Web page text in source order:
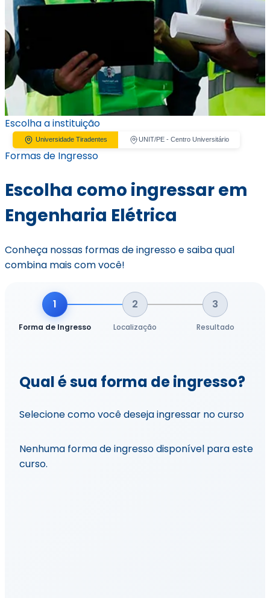
Escolha a instituição
Universidade Tiradentes UNIT/PE - Centro Universitário
Formas de Ingresso
Escolha como ingressar em
Engenharia Elétrica
Conheça nossas formas de ingresso e saiba qual
combina mais com você!
1
Forma de Ingresso
2
Localização
3
Resultado
Qual é sua forma de ingresso?
Selecione como você deseja ingressar no curso
Nenhuma forma de ingresso disponível para este
curso.